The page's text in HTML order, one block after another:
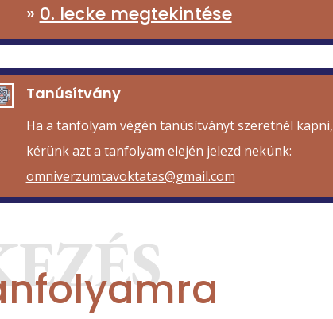
» 0. lecke megtekintése
Tanúsítvány
Ha a tanfolyam végén tanúsítványt szeretnél kapni,
kérünk azt a tanfolyam elején jelezd nekünk:
omniverzumtavoktatas@gmail.com